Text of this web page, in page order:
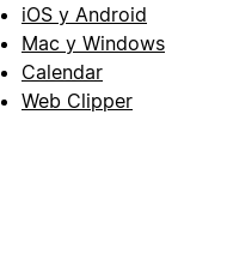
iOS y Android
Mac y Windows
Calendar
Web Clipper